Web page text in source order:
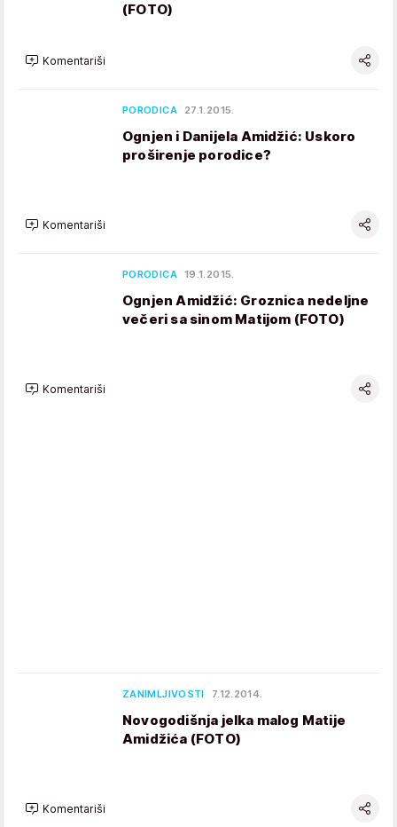
(FOTO)
Komentariši
PORODICA 27.1.2015.
Ognjen i Danijela Amidžić: Uskoro
proširenje porodice?
Komentariši
PORODICA 19.1.2015.
Ognjen Amidžić: Groznica nedeljne
večeri sa sinom Matijom (FOTO)
Komentariši
ZANIMLJIVOSTI 7.12.2014.
Novogodišnja jelka malog Matije
Amidžića (FOTO)
Komentariši